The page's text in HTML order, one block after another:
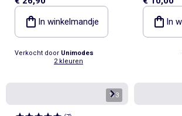
Stitch
In winkelmandje
Verkocht door Unimodes
2 kleuren
rompertjes
In
1/3